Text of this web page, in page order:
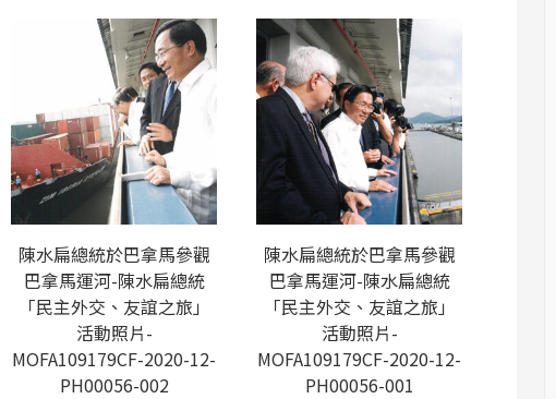
陳水扁總統於巴拿馬參觀
巴拿馬運河-陳水扁總統
「民主外交、友誼之旅」
活動照片-
MOFA109179CF-2020-12-
PH00056-002
陳水扁總統於巴拿馬參觀
巴拿馬運河-陳水扁總統
「民主外交、友誼之旅」
活動照片-
MOFA109179CF-2020-12-
PH00056-001